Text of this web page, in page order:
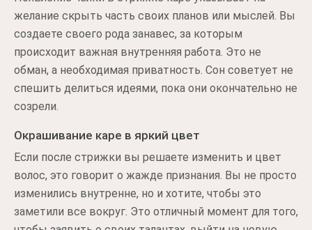
желание скрыть часть своих планов или мыслей. Вы
создаете своего рода занавес, за которым
происходит важная внутренняя работа. Это не
обман, а необходимая приватность. Сон советует не
спешить делиться идеями, пока они окончательно не
созрели.
Окрашивание каре в яркий цвет
Если после стрижки вы решаете изменить и цвет
волос, это говорит о жажде признания. Вы не просто
изменились внутренне, но и хотите, чтобы это
заметили все вокруг. Это отличный момент для того,